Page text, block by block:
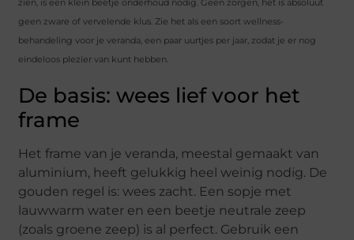
zien, is een klein beetje onderhoud nodig. Geen zorgen, het is absoluut
geen zware of vervelende klus. Zie het als een soort wellness-
behandeling voor je veranda, een paar uurtjes per jaar, zodat je er nog
eindeloos plezier van kunt hebben.
De basis: wees lief voor het
frame
Het frame van je veranda, meestal gemaakt van
aluminium, heeft gelukkig heel weinig nodig. De
gouden regel is: wees zacht. Een sopje met
lauwwarm water en een beetje neutrale zeep
(zoals groene zeep) is al perfect. Gebruik een